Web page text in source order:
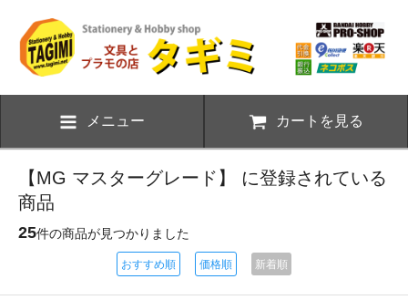
メニュー カートを見る
【MG マスターグレード】 に登録されている
商品
25件の商品が見つかりました
おすすめ順 価格順 新着順